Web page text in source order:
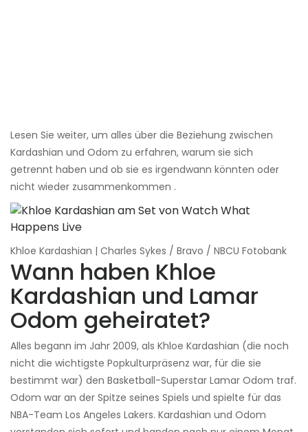
Lesen Sie weiter, um alles über die Beziehung zwischen
Kardashian und Odom zu erfahren, warum sie sich
getrennt haben und ob sie es irgendwann könnten oder
nicht wieder zusammenkommen .
Khloe Kardashian | Charles Sykes / Bravo / NBCU Fotobank
Wann haben Khloe
Kardashian und Lamar
Odom geheiratet?
Alles begann im Jahr 2009, als Khloe Kardashian (die noch
nicht die wichtigste Popkulturpräsenz war, für die sie
bestimmt war) den Basketball-Superstar Lamar Odom traf.
Odom war an der Spitze seines Spiels und spielte für das
NBA-Team Los Angeles Lakers. Kardashian und Odom